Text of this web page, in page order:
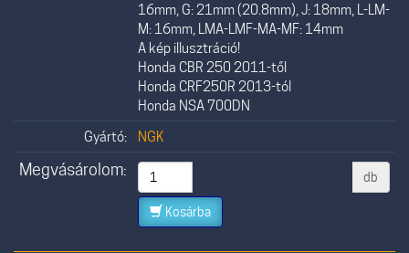
16mm, G: 21mm (20.8mm), J: 18mm, L-LM-
M: 16mm, LMA-LMF-MA-MF: 14mm
A kép illusztráció!
Honda CBR 250 2011-től
Honda CRF250R 2013-tól
Honda NSA 700DN
Gyártó:
NGK
Megvásárolom: db
Kosárba